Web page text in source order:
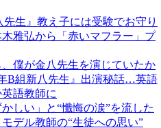
生』教え子には受験でお守り
雅弘から「赤いマフラー」プ
僕が金八先生を演じていたか
B組新八先生』出演秘話…英語
語教師に
しい」と“懺悔の涙”を流した
デル教師の“生徒への思い”